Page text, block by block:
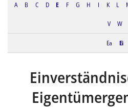
A B C D E F G H I K L
V W
Ea Ei